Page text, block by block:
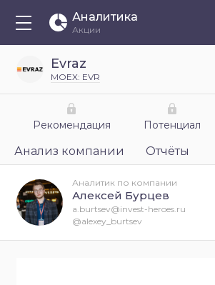
Аналитика
Акции
Evraz
MOEX: EVR
Рекомендация Потенциал
Анализ компании Отчёты
Аналитик по компании
Алексей Бурцев
a.burtsev@invest-heroes.ru
@alexey_burtsev